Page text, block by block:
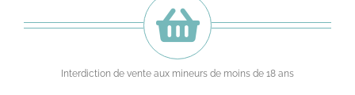
Interdiction de vente aux mineurs de moins de 18 ans